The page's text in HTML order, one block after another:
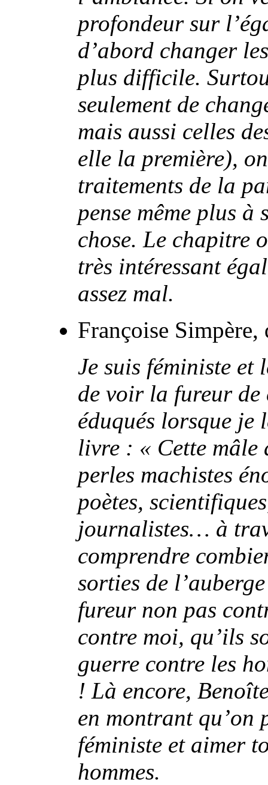
profondeur sur
d’abord changer
plus difficile.
seulement de
mais aussi celles
elle la première),
traitements de la
pense même plus
chose. Le chapitre
très intéressant
assez mal.
Françoise Simpère,
Je suis féministe
de voir la fureur de
éduqués lorsque je
livre : « Cette mâle
perles machistes
poètes,
journalistes… à
comprendre
sorties de
fureur non pas
contre moi, qu’ils
guerre contre les
! Là encore,
en montrant qu’on
féministe et aimer
hommes.